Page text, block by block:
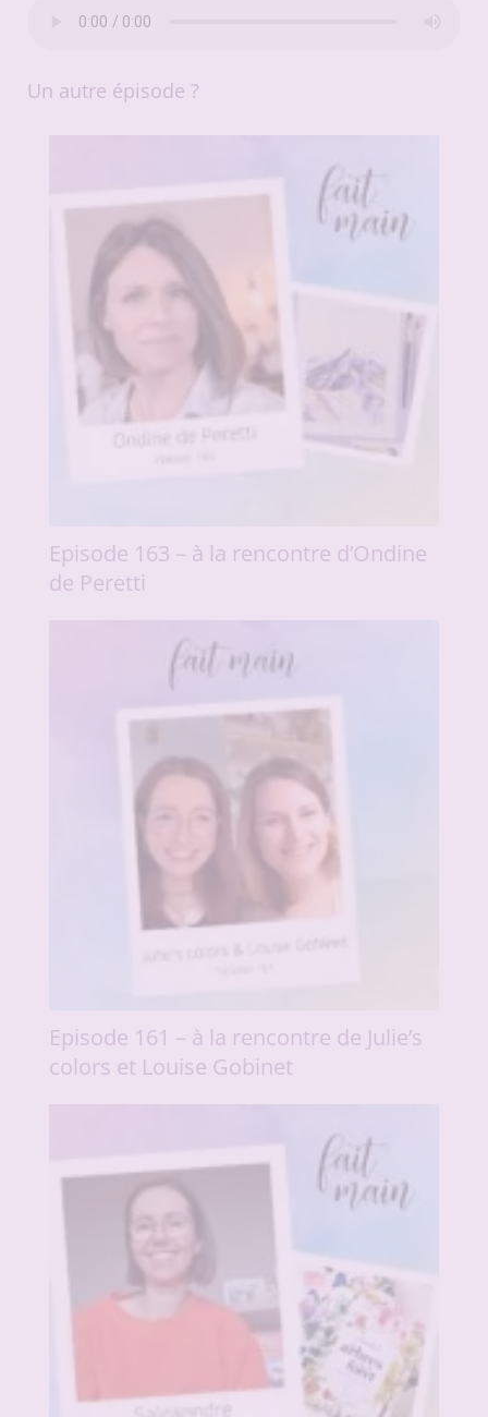
Un autre épisode ?
Episode 163 – à la rencontre d’Ondine
de Peretti
Episode 161 – à la rencontre de Julie’s
colors et Louise Gobinet